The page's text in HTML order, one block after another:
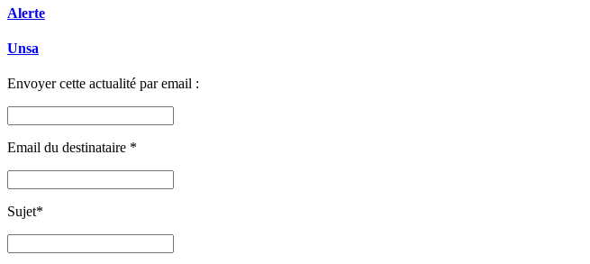
Alerte
Unsa
Envoyer cette actualité par email :
Email du destinataire *
Sujet*